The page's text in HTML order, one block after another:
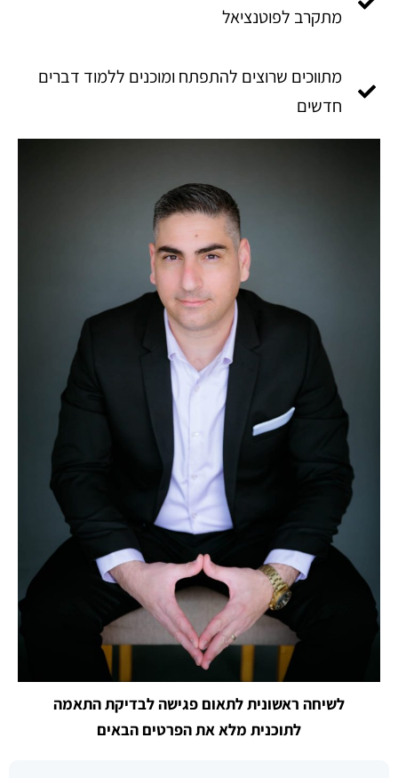
מתקרב לפוטנציאל
מתווכים שרוצים להתפתח ומוכנים ללמוד דברים
חדשים
לשיחה ראשונית לתאום פגישה לבדיקת התאמה
לתוכנית מלא את הפרטים הבאים